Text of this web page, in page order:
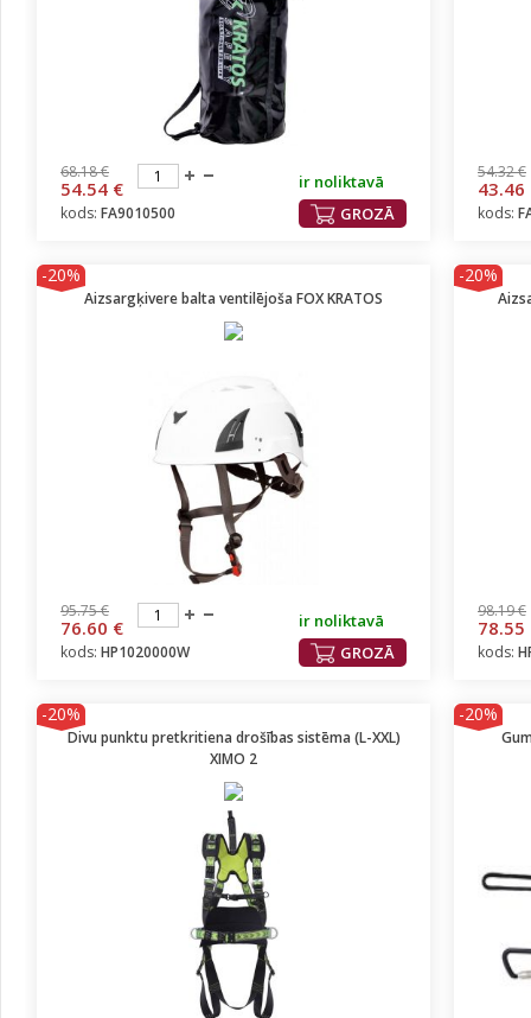
68.18 €
54.54 €
ir noliktavā
GROZĀ
kods: FA9010500
54.32 €
43.46
kods:
-20%
Aizsargķivere balta ventilējoša FOX KRATOS
95.75 €
76.60 €
ir noliktavā
GROZĀ
kods: HP1020000W
-20%
98.19 €
78.55
kods:
-20%
Divu punktu pretkritiena drošības sistēma (L-XXL)
XIMO 2
-20%